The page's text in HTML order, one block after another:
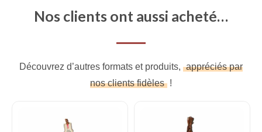
Nos clients ont aussi acheté…
Découvrez d’autres formats et produits, appréciés par
nos clients fidèles !